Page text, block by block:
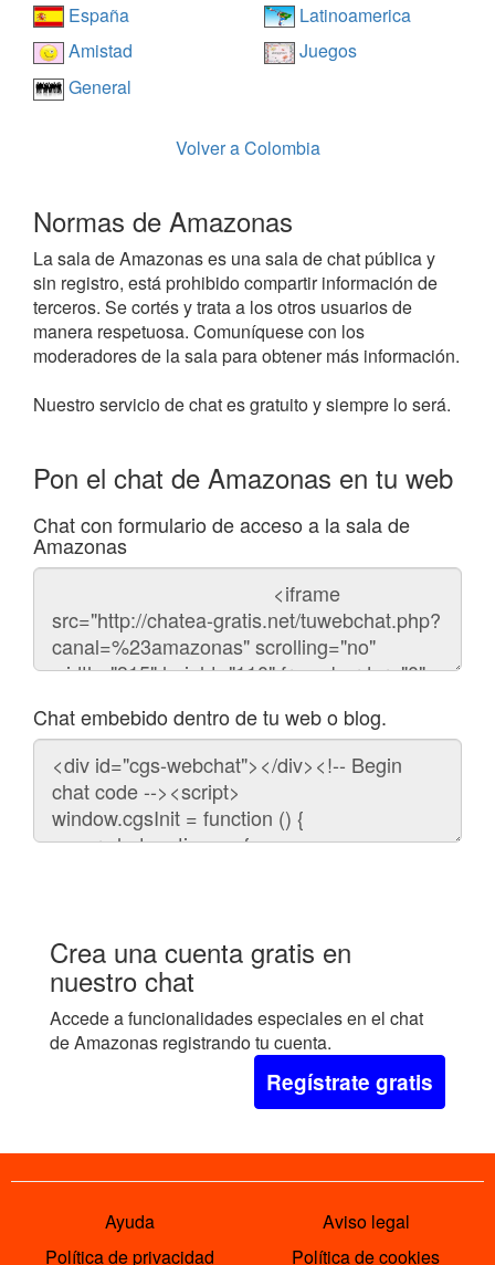
España
Latinoamerica
Amistad
Juegos
General
Volver a Colombia
Normas de Amazonas
La sala de Amazonas es una sala de chat pública y
sin registro, está prohibido compartir información de
terceros. Se cortés y trata a los otros usuarios de
manera respetuosa. Comuníquese con los
moderadores de la sala para obtener más información.
Nuestro servicio de chat es gratuito y siempre lo será.
Pon el chat de Amazonas en tu web
Chat con formulario de acceso a la sala de
Amazonas
Código
chat
Chat embebido dentro de tu web o blog.
Código
para
embeber
chat
Crea una cuenta gratis en
nuestro chat
Accede a funcionalidades especiales en el chat
de Amazonas registrando tu cuenta.
Regístrate gratis
Ayuda
Aviso legal
Política de privacidad
Política de cookies